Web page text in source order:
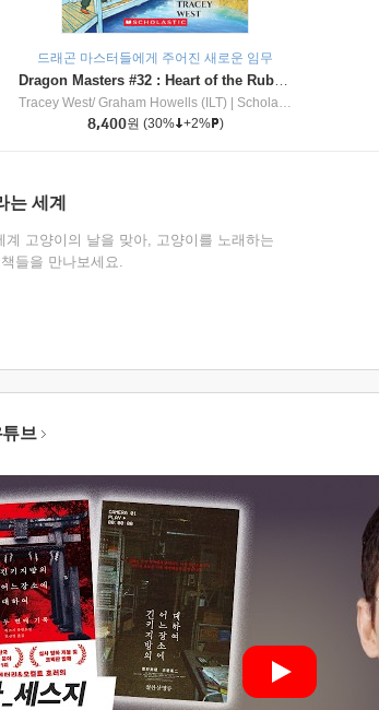
드래곤 마스터들에게 주어진 새로운 임무
Dragon Masters #32 : Heart of the Ruby Dragon (A Branches Book)
Tracey West/ Graham Howells (ILT)
Scholastic Inc
8,400원 (30% +2% )
는 세계
계 고양이의 날을 맞아, 고양이를 노래하는
들을 만나보세요.
브